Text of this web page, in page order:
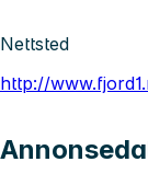
Nettsted
http://